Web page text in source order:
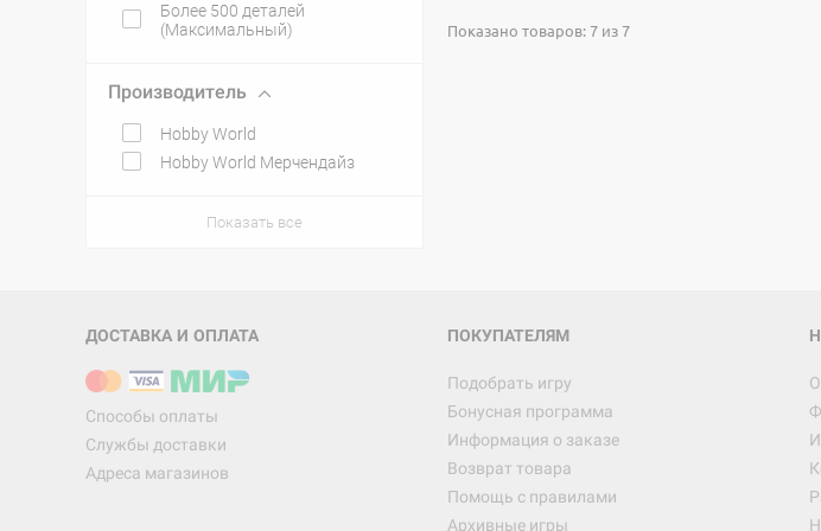
Более 500 деталей
(Максимальный)
Производитель
Hobby World
Hobby World Мерчендайз
Показать все
Показано товаров: 7 из 7
ДОСТАВКА И ОПЛАТА
Способы оплаты
Службы доставки
Адреса магазинов
ПОКУПАТЕЛЯМ
Подобрать игру
Бонусная программа
Информация о заказе
Возврат товара
Помощь с правилами
Архивные игры